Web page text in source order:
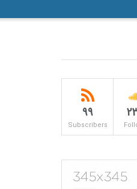
99
Subscribers